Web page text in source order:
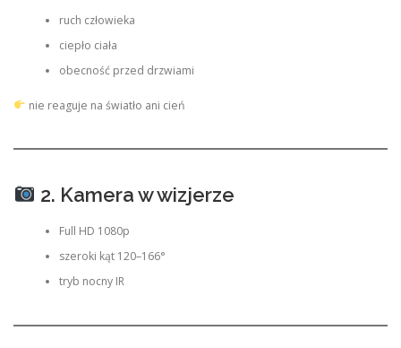
ruch człowieka
ciepło ciała
obecność przed drzwiami
nie reaguje na światło ani cień
2. Kamera w wizjerze
Full HD 1080p
szeroki kąt 120–166°
tryb nocny IR